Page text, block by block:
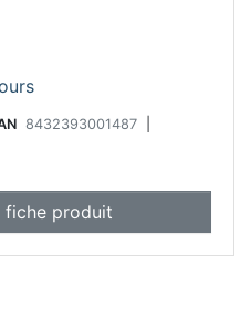
8432393001487
fiche produit